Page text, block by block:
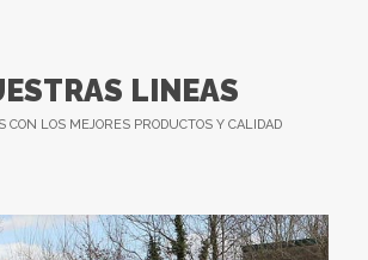
LINEAS
CON LOS MEJORES PRODUCTOS Y CALIDAD